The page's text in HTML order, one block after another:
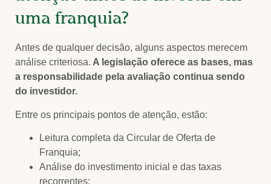
uma franquia?
Antes de qualquer decisão, alguns aspectos merecem
análise criteriosa. A legislação oferece as bases, mas
a responsabilidade pela avaliação continua sendo
do investidor.
Entre os principais pontos de atenção, estão:
Leitura completa da Circular de Oferta de
Franquia;
Análise do investimento inicial e das taxas
recorrentes;